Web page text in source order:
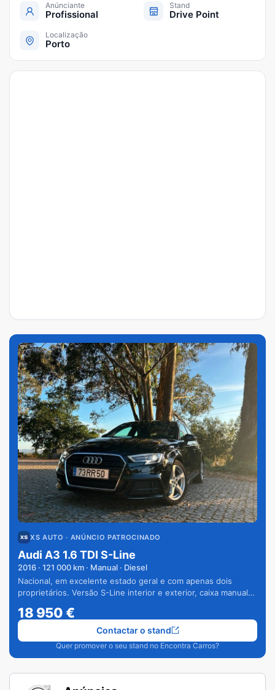
Anúnciante
Profissional
Stand
Drive Point
Localização
Porto
XS AUTO · ANÚNCIO PATROCINADO
Audi A3 1.6 TDI S-Line
2016 · 121 000 km · Manual · Diesel
Nacional, em excelente estado geral e com apenas dois
proprietários. Versão S-Line interior e exterior, caixa manual
18 950€
Quer promover o seu stand no Encontra Carros?
Contactar o stand